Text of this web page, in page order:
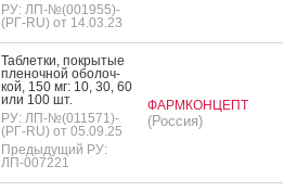
РУ: ЛП-№(001955)-
(РГ-RU) от 14.03.23
Таб­летки, пок­ры­тые
пле­ноч­ной обо­лоч­
кой, 150 мг: 10, 30, 60
или 100 шт.
РУ: ЛП-№(011571)-
(РГ-RU) от 05.09.25
Предыдущий РУ:
ЛП-007221
ФАРМКОНЦЕПТ
(Россия)